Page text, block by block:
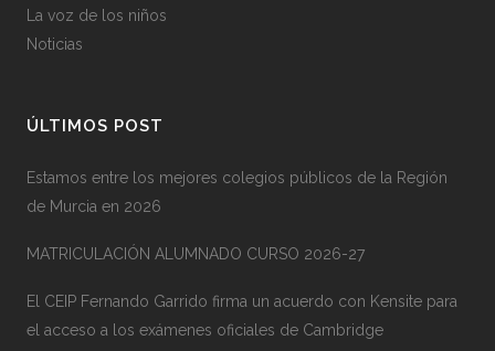
La voz de los niños
Noticias
ÚLTIMOS POST
Estamos entre los mejores colegios públicos de la Región
de Murcia en 2026
MATRICULACIÓN ALUMNADO CURSO 2026-27
El CEIP Fernando Garrido firma un acuerdo con Kensite para
el acceso a los exámenes oficiales de Cambridge